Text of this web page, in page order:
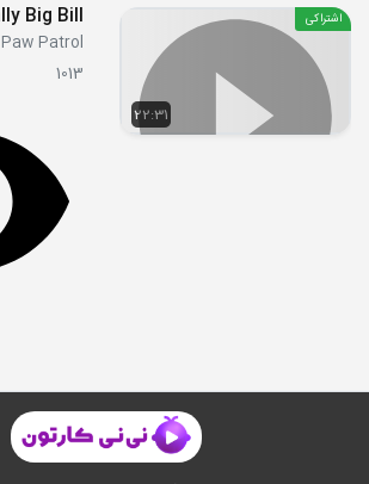
22:31
اشتراکی
Paw Patrol - سگهای نگهبان
1013